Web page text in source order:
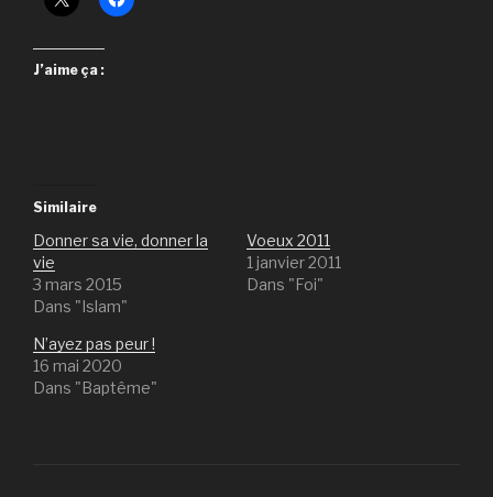
J’aime ça :
Similaire
Donner sa vie, donner la
vie
3 mars 2015
Dans "Islam"
Voeux 2011
1 janvier 2011
Dans "Foi"
N’ayez pas peur !
16 mai 2020
Dans "Baptême"